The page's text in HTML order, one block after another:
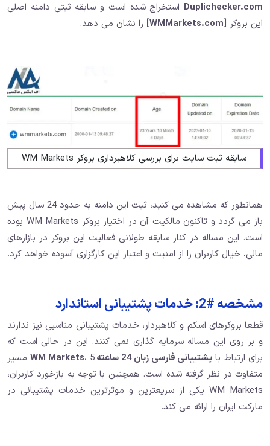
Duplichecker.com استخراج شده است و سابقه ثبتی دامنه اصلی
این بروکر [WMMarkets.com] را نشان می دهد.
سابقه ثبت سایت برای بررسی کلاهبرداری بروکر WM Markets
همانطور که مشاهده می کنید، ثبت این دامنه به حدود 24 سال پیش
باز می گردد و تاکنون مالکیت آن در اختیار بروکر WM Markets بوده
است. این مساله در کنار سابقه طولانی فعالیت این بروکر در بازارهای
مالی، خیال کاربران را از امنیت و اعتبار این کارگزاری آسوده خواهد کرد.
مشخصه #2: خدمات پشتیبانی استاندارد
قطعا بروکرهای اسکم و کلاهبردار، خدمات پشتیبانی مناسبی نیز ندارند
و بر روی این مساله سرمایه گذاری نمی کنند. این در حالی است که
برای ارتباط باپشتیبانی فارسی زبان 24 ساعته WM Markets
، 5 مسیر
متفاوت در نظر گرفته شده است. همچنین با توجه به بازخورد کاربران،
WM Markets یکی از سریعترین و موثرترین خدمات پشتیبانی در
مارکت ایران را ارائه می کند.